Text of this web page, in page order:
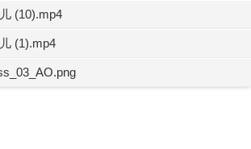
(10).mp4
(1).mp4